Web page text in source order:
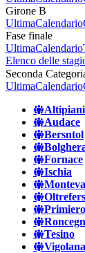
Girone B
UltimaCalendario
Fase finale
UltimaCalendario
Elenco delle
Seconda
UltimaCalendario
Audace
Bersntol
Fornace
Ischia
Tesino
Vigolana